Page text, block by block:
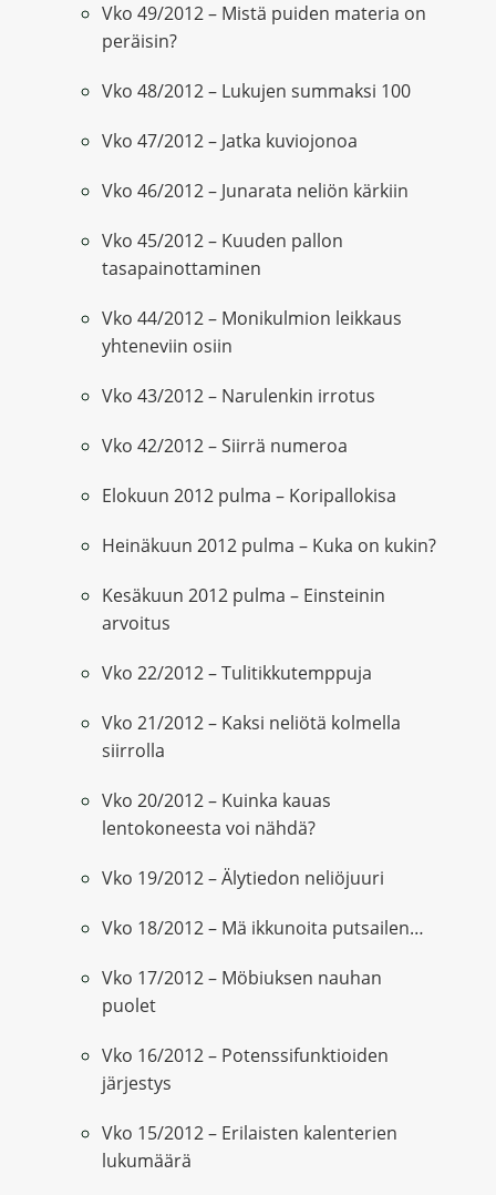
Vko 49/2012 – Mistä puiden materia on
peräisin?
Vko 48/2012 – Lukujen summaksi 100
Vko 47/2012 – Jatka kuviojonoa
Vko 46/2012 – Junarata neliön kärkiin
Vko 45/2012 – Kuuden pallon
tasapainottaminen
Vko 44/2012 – Monikulmion leikkaus
yhteneviin osiin
Vko 43/2012 – Narulenkin irrotus
Vko 42/2012 – Siirrä numeroa
Elokuun 2012 pulma – Koripallokisa
Heinäkuun 2012 pulma – Kuka on kukin?
Kesäkuun 2012 pulma – Einsteinin
arvoitus
Vko 22/2012 – Tulitikkutemppuja
Vko 21/2012 – Kaksi neliötä kolmella
siirrolla
Vko 20/2012 – Kuinka kauas
lentokoneesta voi nähdä?
Vko 19/2012 – Älytiedon neliöjuuri
Vko 18/2012 – Mä ikkunoita putsailen…
Vko 17/2012 – Möbiuksen nauhan
puolet
Vko 16/2012 – Potenssifunktioiden
järjestys
Vko 15/2012 – Erilaisten kalenterien
lukumäärä